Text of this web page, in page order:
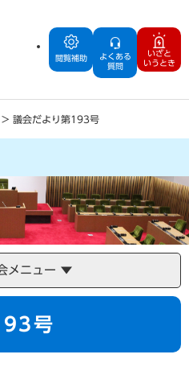
閲覧補助
よくある
質問
いざと
いうとき
> 議会だより第193号
メニュー
号